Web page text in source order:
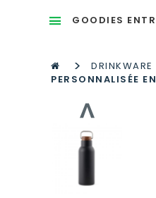
GOODIES
>
PERSONNALISÉE